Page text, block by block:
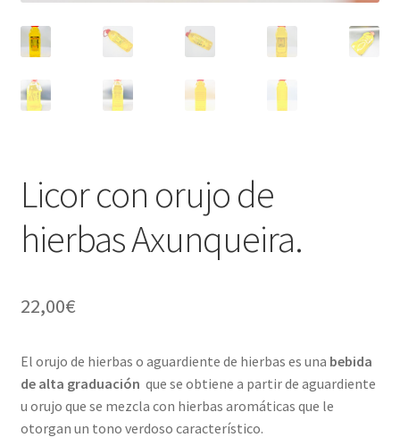
Licor con orujo de
hierbas Axunqueira.
22,00€
El orujo de hierbas o aguardiente de hierbas es una bebida
de alta graduación que se obtiene a partir de aguardiente
u orujo que se mezcla con hierbas aromáticas que le
otorgan un tono verdoso característico.